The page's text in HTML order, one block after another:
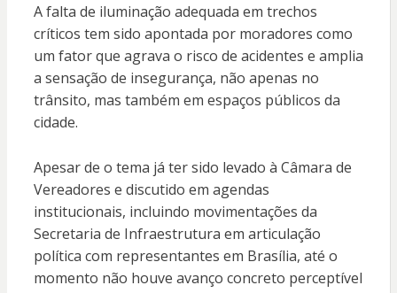
A falta de iluminação adequada em trechos
críticos tem sido apontada por moradores como
um fator que agrava o risco de acidentes e amplia
a sensação de insegurança, não apenas no
trânsito, mas também em espaços públicos da
cidade.
Apesar de o tema já ter sido levado à Câmara de
Vereadores e discutido em agendas
institucionais, incluindo movimentações da
Secretaria de Infraestrutura em articulação
política com representantes em Brasília, até o
momento não houve avanço concreto perceptível